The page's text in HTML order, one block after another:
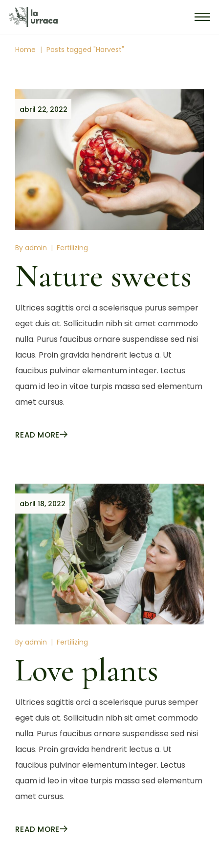
the
content
Home Posts tagged "Harvest"
abril 22, 2022
By admin Fertilizing
Nature sweets
Ultrices sagittis orci a scelerisque purus semper
eget duis at. Sollicitudin nibh sit amet commodo
nulla. Purus faucibus ornare suspendisse sed nisi
lacus. Proin gravida hendrerit lectus a. Ut
faucibus pulvinar elementum integer. Lectus
quam id leo in vitae turpis massa sed elementum
amet cursus.
READ MORE
abril 18, 2022
By admin Fertilizing
Love plants
Ultrices sagittis orci a scelerisque purus semper
eget duis at. Sollicitudin nibh sit amet commodo
nulla. Purus faucibus ornare suspendisse sed nisi
lacus. Proin gravida hendrerit lectus a. Ut
faucibus pulvinar elementum integer. Lectus
quam id leo in vitae turpis massa sed elementum
amet cursus.
READ MORE